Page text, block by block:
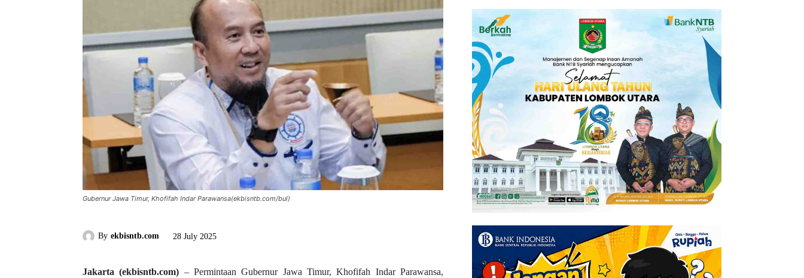
Gubernur Jawa Timur, Khofifah Indar Parawansa(ekbisntb.com/bul)
By ekbisntb.com 28 July 2025
Jakarta (ekbisntb.com) – Permintaan Gubernur Jawa Timur, Khofifah Indar Parawansa,